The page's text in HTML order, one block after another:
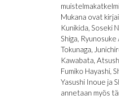
Mukana ovat
Kunikida, Soseki
Shiga,
Tokunaga,
Kawabata,
Fumiko Hayashi,
Yasushi Inoue ja
annetaan myös